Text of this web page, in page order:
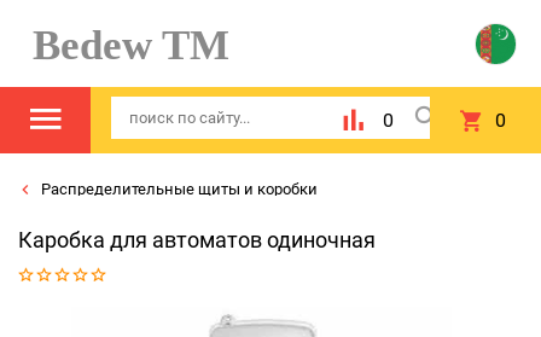
Bedew TM
0 0
Распределительные щиты и коробки
Каробка для автоматов одиночная